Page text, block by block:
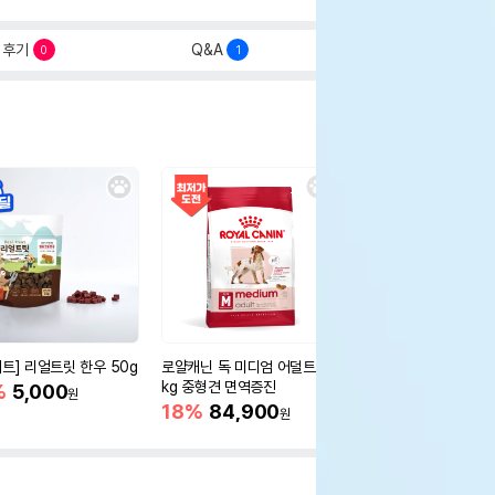
후기 0 Q&A 1
] 리얼트릿 한우 50g
5,000원
로얄캐닌 독 미디엄 어덜트 10
kg 중형견 면역증진
18% 84,900원